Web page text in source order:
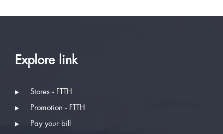
Explore link
Stores - FTTH
Promotion - FTTH
Pay your bill